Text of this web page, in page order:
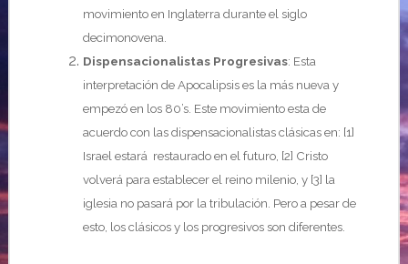
movimiento en Inglaterra durante el siglo
decimonovena.
Dispensacionalistas Progresivas: Esta
interpretación de Apocalipsis es la más nueva y
empezó en los 80’s. Este movimiento esta de
acuerdo con las dispensacionalistas clásicas en: [1]
Israel estará restaurado en el futuro, [2] Cristo
volverá para establecer el reino milenio, y [3] la
iglesia no pasará por la tribulación. Pero a pesar de
esto, los clásicos y los progresivos son diferentes.